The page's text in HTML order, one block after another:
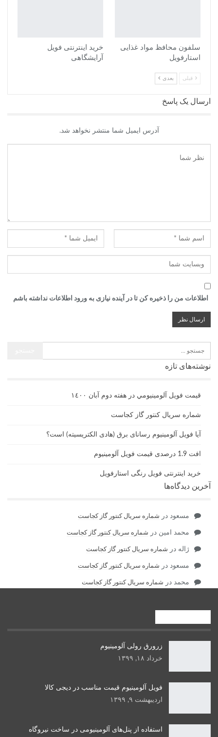
سلفون محافظ مواد غذایی
استارفویل
خرید اینترنتی فویل
آرایشگاهی
قبلی بعدی
ارسال یک پاسخ
آدرس ایمیل شما منتشر نخواهد شد.
اطلاعات من را ذخیره کن تا در آینده نیازی به ورود اطلاعات نداشته باشم
نوشته‌های تازه
قيمت فويل آلومينيومي در هفته دوم آبان ١٤٠٠
شماره سریال کنتور گاز کجاست
آیا فویل آلومینیوم رسانای برق (هادی الکتریسیته) است؟
افت 1.9 درصدی قیمت فویل آلومینیوم
خرید اینترنتی فویل رنگی استارفویل
آخرین دیدگاه‌ها
مسعود در شماره سریال کنتور گاز کجاست
محمد امین در شماره سریال کنتور گاز کجاست
ژاله در شماره سریال کنتور گاز کجاست
مسعود در شماره سریال کنتور گاز کجاست
محمد در شماره سریال کنتور گاز کجاست
زرورق رولی آلومینیوم
خرداد ۱۸, ۱۳۹۹
فویل آلومینیوم قیمت مناسب در دیجی کالا
اردیبهشت ۹, ۱۳۹۹
استفاده از پنل‌های آلومینیومی در ساخت نیروگاه